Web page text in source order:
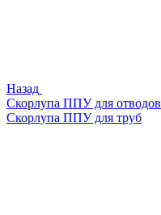
Назад
Скорлупа ППУ для отводов
Скорлупа ППУ для труб